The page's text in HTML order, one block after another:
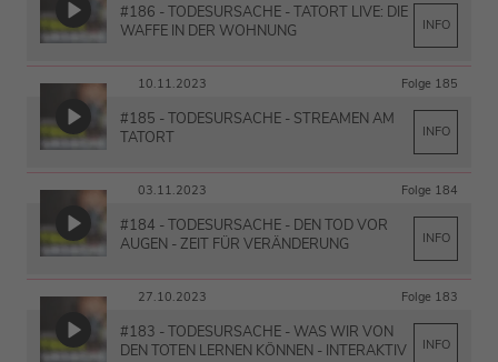
#186 - TODESURSACHE - TATORT LIVE: DIE
WAFFE IN DER WOHNUNG
INFO
10.11.2023 Folge 185
#185 - TODESURSACHE - STREAMEN AM
TATORT
INFO
03.11.2023 Folge 184
#184 - TODESURSACHE - DEN TOD VOR
AUGEN - ZEIT FÜR VERÄNDERUNG
INFO
27.10.2023 Folge 183
#183 - TODESURSACHE - WAS WIR VON
DEN TOTEN LERNEN KÖNNEN - INTERAKTIV
INFO